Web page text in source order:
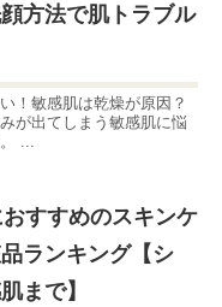
方法で肌トラブル
！敏感肌は乾燥が原因？
が出てしまう敏感肌に悩
...
おすすめのスキンケ
ランキング【シ
まで】